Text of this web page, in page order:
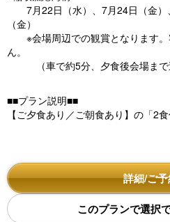
7月22日（水）、7月24日（金）
（金）
※会場周辺での観賞となります。
ん。
（車で約5分、夕食後会場まで
■■プラン説明■■
【ご夕食あり／ご朝食あり】の「2食
詳細/ご
このプランで選択